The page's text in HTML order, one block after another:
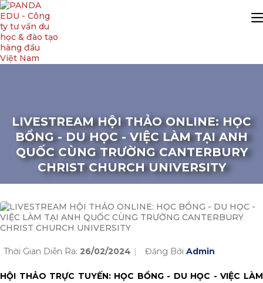
LIVESTREAM HỘI THẢO ONLINE: HỌC
BỔNG - DU HỌC - VIỆC LÀM TẠI ANH
QUỐC CÙNG TRƯỜNG CANTERBURY
CHRIST CHURCH UNIVERSITY
Thời Gian Diễn Ra: 26/02/2024 Đăng Bởi Admin
HỘI THẢO TRỰC TUYẾN: HỌC BỔNG - DU HỌC - VIỆC LÀM